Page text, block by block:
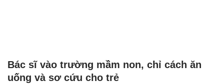
Bác sĩ vào trường mầm non, chỉ cách ăn
uống và sơ cứu cho trẻ